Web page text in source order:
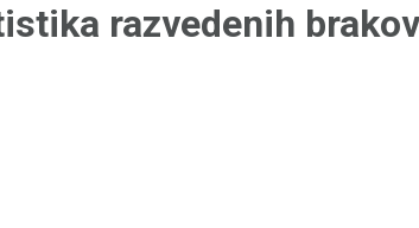
razvedenih